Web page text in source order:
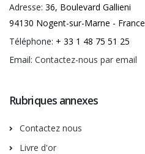
Adresse: 36, Boulevard Gallieni
94130 Nogent-sur-Marne - France
Téléphone: + 33 1 48 75 51 25
Email: Contactez-nous par email
Rubriques annexes
Contactez nous
Livre d'or